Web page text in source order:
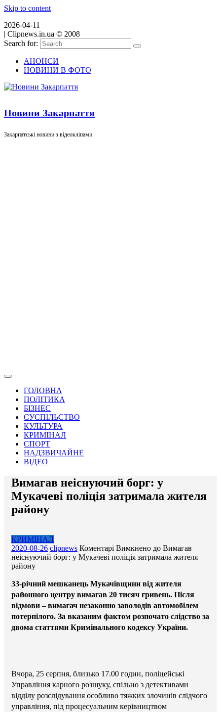
Skip to content
2026-04-11
| Clipnews.in.ua © 2008
Search for:
АНОНСИ
НОВИНИ В ФОТО
Новини Закарпаття
Закарпатські новини з відеокліпами
ГОЛОВНА
ПОЛІТИКА
БІЗНЕС
СУСПІЛЬСТВО
КУЛЬТУРА
КРИМІНАЛ
СПОРТ
НАДЗВИЧАЙНЕ
ВІДЕО
Вимагав неіснуючий борг: у
Мукачеві поліція затримала жителя
району
КРИМІНАЛ
2020-08-26 clipnews Коментарі Вимкнено до Вимагав
неіснуючий борг: у Мукачеві поліція затримала жителя
району
33-річний мешканець Мукачівщини від жителя
районного центру вимагав 20 тисяч гривень. Після
відмови – вимагач незаконно заволодів автомобілем
потерпілого. За вказаним фактом розпочато слідство за
двома статтями Кримінального кодексу України.
Вчора, 25 серпня, близько 17.00 годин, поліцейські
Управління карного розшуку, спільно з детективами
відділу розслідування особливо тяжких злочинів слідчого
управління, під процесуальним керівництвом